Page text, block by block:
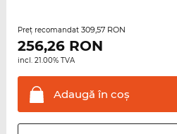
Preţ recomandat 309,57 RON
256,26RON
incl. 21.00% TVA
Adaugă în coş